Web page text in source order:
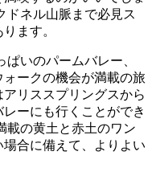
ドネル山脈まで必見ス
ます。
いのパームバレー、
ークの機会が満載の旅
リススプリングスから
ーにも行くことができ
載の黄土と赤土のワン
合に備えて、よりよい